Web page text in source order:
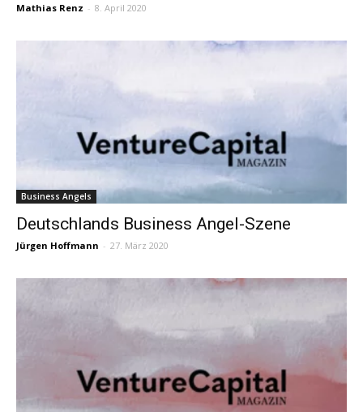
Mathias Renz - 8. April 2020
Business Angels
Deutschlands Business Angel-Szene
Jürgen Hoffmann - 27. März 2020